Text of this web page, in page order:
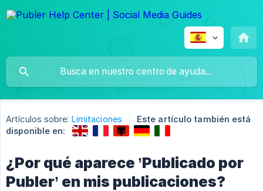
Artículos sobre: Limitaciones
Este artículo también está
disponible en:
¿Por qué aparece ’Publicado por
Publer’ en mis publicaciones?